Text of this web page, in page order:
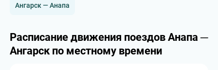
Ангарск — Анапа
Расписание движения поездов Анапа ─
Ангарск по местному времени